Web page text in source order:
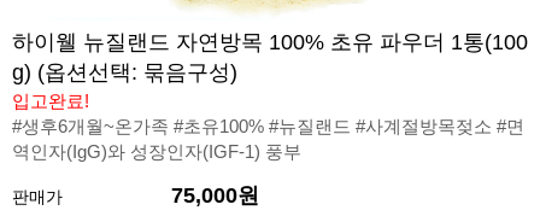
하이웰 뉴질랜드 자연방목 100% 초유 파우더 1통(100
g) (옵션선택: 묶음구성)
입고완료!
#생후6개월~온가족 #초유100% #뉴질랜드 #사계절방목젖소 #면
역인자(IgG)와 성장인자(IGF-1) 풍부
판매가 75,000원